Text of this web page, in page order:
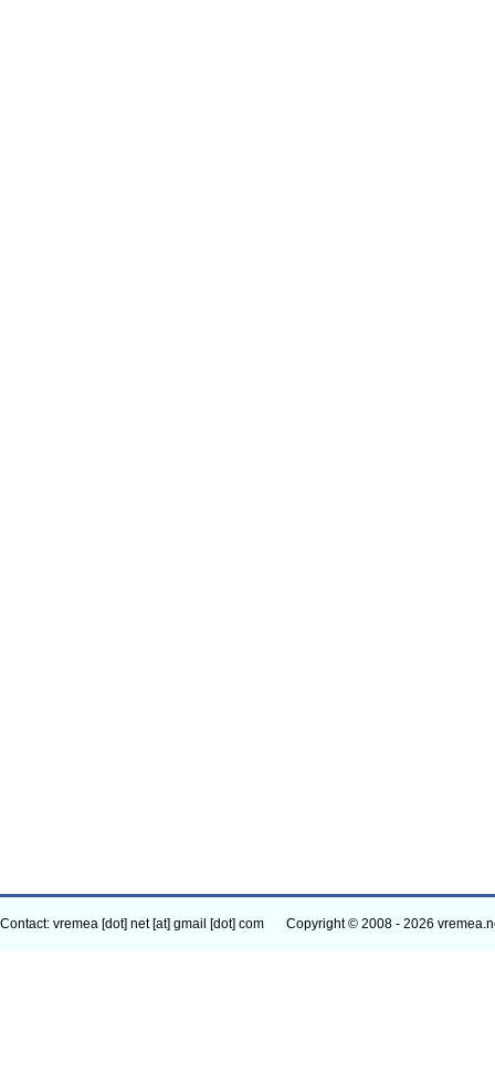
Contact: vremea [dot] net [at] gmail [dot] com Copyright © 2008 - 2026